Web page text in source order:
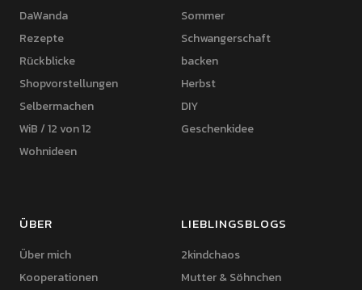
DaWanda
Rezepte
Rückblicke
Shopvorstellungen
Selbermachen
WiB / 12 von 12
Wohnideen
Sommer
Schwangerschaft
backen
Herbst
DIY
Geschenkidee
ÜBER
Über mich
Kooperationen
LIEBLINGSBLOGS
2kindchaos
Mutter & Söhnchen